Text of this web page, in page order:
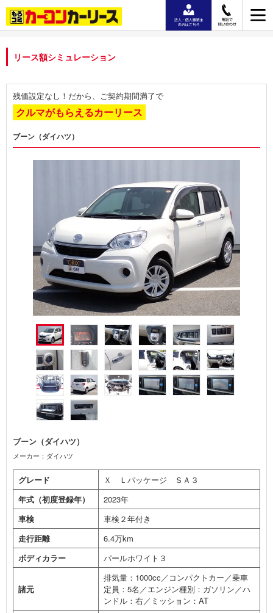
リース額シミュレーション
残価設定なし！だから、ご契約期間満了で
クルマがもらえるカーリース
ブーン（ダイハツ）
ブーン（ダイハツ）
メーカー：ダイハツ
グレード
Ｘ Ｌパッケージ ＳＡ３
年式（初度登録年）
2023年
車検
車検２年付き
走行距離
6.4万km
ボディカラー
パールホワイト３
諸元
排気量：1000cc／コンパクトカー／乗車
定員：5名／エンジン種別：ガソリン／ハ
ンドル：右／ミッション：AT